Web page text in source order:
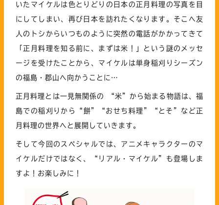
いたマイケルは色とりどりの日本の正月料理の写真を目
にしてしまい、再び日本を訪れたくなります。そこへ友
人のトシからいつものように突然の電話がかかってきて
「正月料理を知る前に、まずは米！」という謎のメッセ
ージを受けたことから、マイケルは単身稲刈りシーズン
の福島・郡山へ向かうことに…
正月料理とは一見無関係の “米”から始まる物語は、福
島での稲刈りから“餅”“おせち料理”“とそ”など正
月料理の世界へと展開していきます。
そして今回のスペシャルでは、アニメキャラクターのマ
イケルだけではなく、“リアル・マイケル”も登場しま
すよ！お楽しみに！